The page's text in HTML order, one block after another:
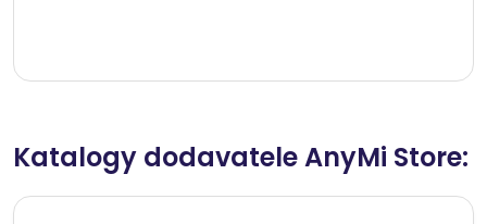
Katalogy dodavatele AnyMi Store: